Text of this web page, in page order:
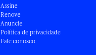
Assine
Renove
Anuncie
Política de privacidade
Fale conosco